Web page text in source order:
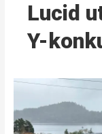
Lucid
Y-